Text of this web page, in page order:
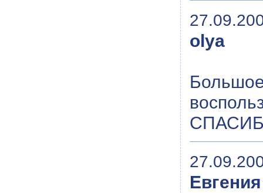
olya
Большое
Евгения